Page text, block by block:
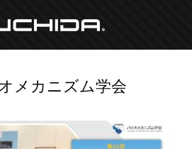
メカニズム学会